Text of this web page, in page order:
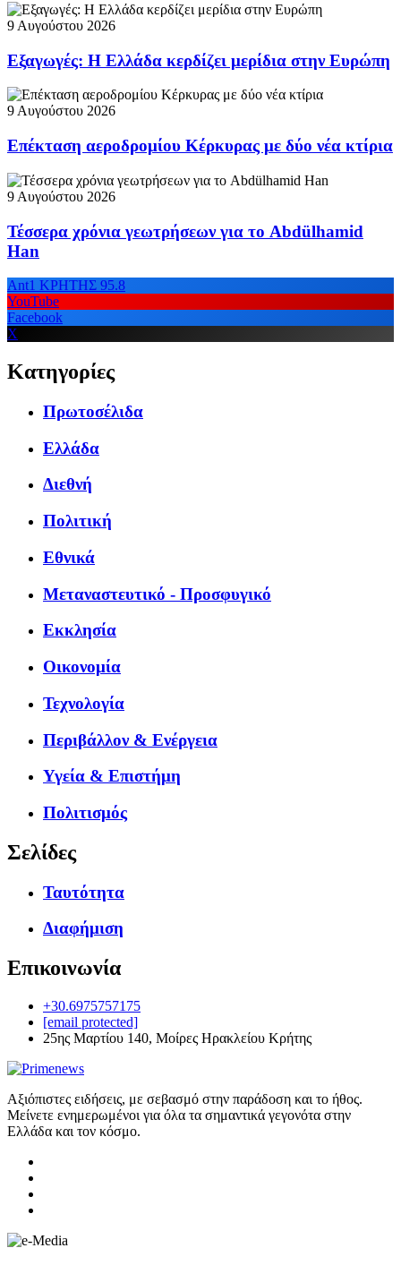
9 Αυγούστου 2026
Εξαγωγές: Η Ελλάδα κερδίζει μερίδια στην Ευρώπη
9 Αυγούστου 2026
Επέκταση αεροδρομίου Κέρκυρας με δύο νέα κτίρια
9 Αυγούστου 2026
Τέσσερα χρόνια γεωτρήσεων για το Abdülhamid
Han
Ant1 ΚΡΗΤΗΣ 95.8
YouTube
Facebook
X
Κατηγορίες
Πρωτοσέλιδα
Ελλάδα
Διεθνή
Πολιτική
Εθνικά
Μεταναστευτικό - Προσφυγικό
Εκκλησία
Οικονομία
Τεχνολογία
Περιβάλλον & Ενέργεια
Υγεία & Επιστήμη
Πολιτισμός
Σελίδες
Ταυτότητα
Διαφήμιση
Επικοινωνία
+30.6975757175
[email protected]
25ης Μαρτίου 140, Μοίρες Ηρακλείου Κρήτης
Αξιόπιστες ειδήσεις, με σεβασμό στην παράδοση και το ήθος.
Μείνετε ενημερωμένοι για όλα τα σημαντικά γεγονότα στην
Ελλάδα και τον κόσμο.